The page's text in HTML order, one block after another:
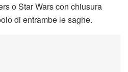
o Star Wars con chiusura
di entrambe le saghe.